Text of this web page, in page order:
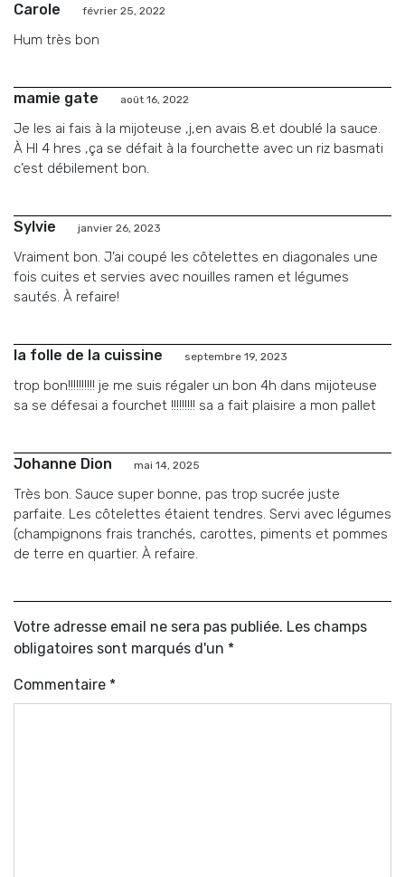
Carole février 25, 2022
Hum très bon
mamie gate août 16, 2022
Je les ai fais à la mijoteuse ,j,en avais 8.et doublé la sauce.
À HI 4 hres ,ça se défait à la fourchette avec un riz basmati
c’est débilement bon.
Sylvie janvier 26, 2023
Vraiment bon. J’ai coupé les côtelettes en diagonales une
fois cuites et servies avec nouilles ramen et légumes
sautés. À refaire!
la folle de la cuissine septembre 19, 2023
trop bon!!!!!!!!!! je me suis régaler un bon 4h dans mijoteuse
sa se défesai a fourchet !!!!!!!!! sa a fait plaisire a mon pallet
Johanne Dion mai 14, 2025
Très bon. Sauce super bonne, pas trop sucrée juste
parfaite. Les côtelettes étaient tendres. Servi avec légumes
(champignons frais tranchés, carottes, piments et pommes
de terre en quartier. À refaire.
Votre adresse email ne sera pas publiée. Les champs
obligatoires sont marqués d'un *
Commentaire *